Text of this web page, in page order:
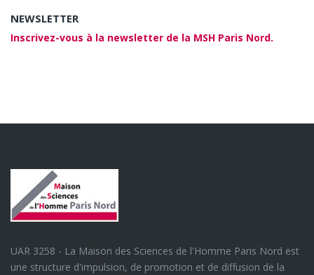
NEWSLETTER
Inscrivez-vous à la newsletter de la MSH Paris Nord.
UAR 3258 - La Maison des Sciences de l'Homme Paris Nord est
une structure d'impulsion, de promotion et de diffusion de la